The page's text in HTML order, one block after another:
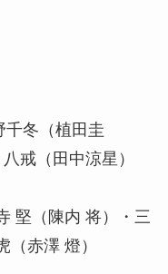
千冬（植田圭
戒（田中涼星）
堅（陳内 将）・三
赤澤 燈）